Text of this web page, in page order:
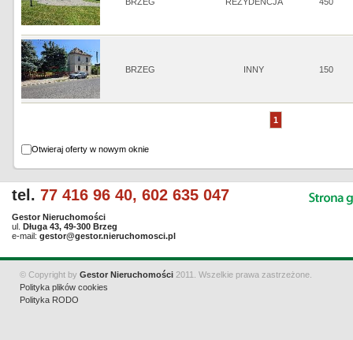
BRZEG REZYDENCJA 450
BRZEG INNY 150
1
Otwieraj oferty w nowym oknie
tel. 77 416 96 40, 602 635 047
Gestor Nieruchomości
ul. Długa 43, 49-300 Brzeg
e-mail: gestor@gestor.nieruchomosci.pl
© Copyright by Gestor Nieruchomości 2011. Wszelkie prawa zastrzeżone.
Polityka plików cookies
Polityka RODO